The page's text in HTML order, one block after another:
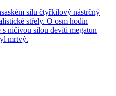
silu čtyřkilový nástrčný
střely. O osm hodin
ničivou silou devíti megatun
mrtvý.